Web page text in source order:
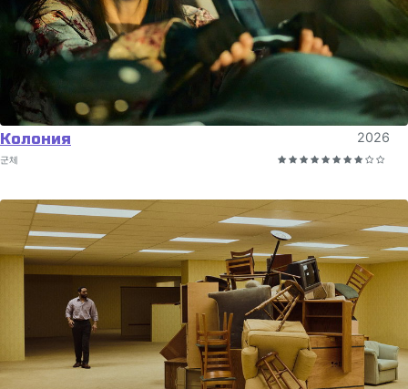
Колония 2026
군체